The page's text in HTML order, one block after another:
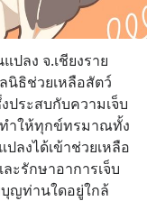
ปลง จ.เชียงราย
นิธิช่วยเหลือสัตว์
ประสบกับความเจ็บ
ำให้ทุกข์ทรมาณทั้ง
ลงได้เข้าช่วยเหลือ
ะรักษาอาการเจ็บ
ญท่านใดอยู่ใกล้